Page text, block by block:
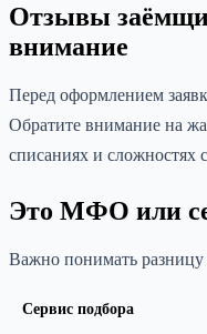
Отзывы
внимание
Перед оформлением
Обратите внимание на
списаниях и сложностях
Это МФО или
Важно понимать
Сервис подбора